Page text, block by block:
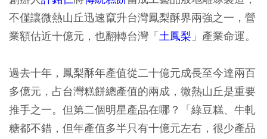
不僅讓微熱山丘迅速竄升台灣鳳梨酥界兩強之一，營
業額估近十億元，也翻轉台灣「土鳳梨 」產業命運。
過去十年，鳳梨酥年產值從二十億元成長至今達兩百
多億元，占台灣糕餅總產值的兩成，微熱山丘是重要
推手之一。但第二個明星產品在哪？「綠豆糕、牛軋
糖都不錯，但年產值多半只有十億元左右，很少產品